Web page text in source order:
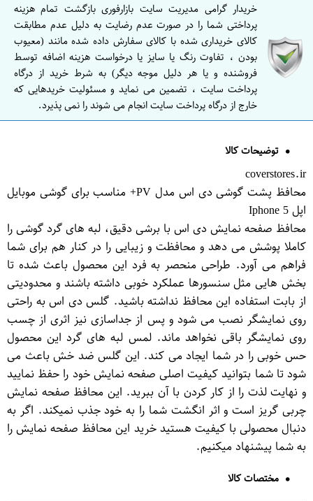
خریدار گرامی مدیریت سایت بازارفوری بازگشت تمام هزینه
پرداختی شما را در صورت عدم رضایت به دلیل عدم مطابقت
کالای خریداری شده با کالای سفارش داده شده مانند (معیوب
بودن ، تفاوت رنگ یا سایز یا درخواست هزینه اضافه توسط
فروشنده و یا هر دلیل موجه دیگر) به شرط خرید از درگاه
پرداخت سایت ، تضمین می نماید و مسئولیت خریدهایی که
خارج از درگاه پرداخت سایت انجام می شوند را نمی پذیرد.
توضیحات کالا
coverstores.ir
محافظ پشت گوشی دی اس مدل PV+ مناسب برای گوشی موبایل
اپل Iphone 5
محافظ صفحه نمایش دی اس با برشی دقیق، لبه های گرد گوشی را
کاملا پوشش می دهد و محافظت و زیبایی را در کنار هم برای شما
فراهم می آورد. طراحی منحصر به فرد این محصول باعث شده تا
بخش هایی مثل سنسورها عملکرد خوبی داشته باشند و محدودیتی
از بابت استفاده این محافظ نداشته باشید. گلس دی اس به راحتی
روی نمایشگر نصب می شود و پس از جداسازی نیز اثری از چسب
روی نمایشگر باقی نخواهد ماند. لمس لبه های گرد این محصول
حس خوبی را در شما ایجاد می کند. این گلس ضد خش باعث می
شود تا شما بتوانید کیفیت اصلی صفحه نمایش خود را حفظ نمایید
و نهایت لذت را از کار کردن با آن ببرید. این محافظ صفحه نمایش
چربی گریز است و اثر انگشت شما را به خود جذب نمیکند. اگر به
دنبال محصولی با کیفیت هستید خرید این محافظ صفحه نمایش را
به شما پیشنهاد میکنیم.
مختصات کالا